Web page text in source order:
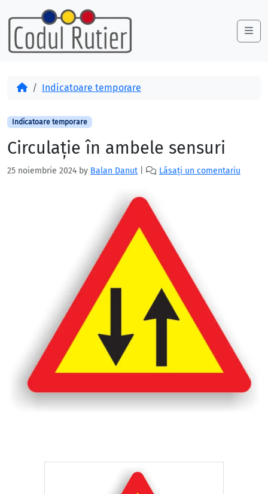
Skip to content
Skip to footer
AcasăIndicatoare temporare
Indicatoare temporare
Circulație în ambele sensuri
25 noiembrie 2024 by Balan Danut Lăsați un comentariu